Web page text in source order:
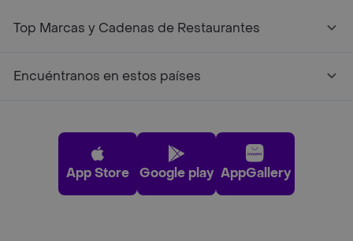
Top Marcas y Cadenas de Restaurantes
Encuéntranos en estos países
App Store Google play AppGallery